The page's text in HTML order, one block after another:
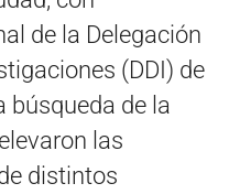
de la Delegación
(DDI) de
búsqueda de la
las
distintos